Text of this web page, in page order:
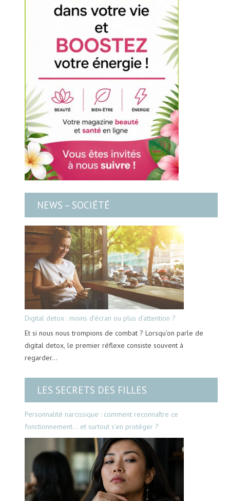
NEWS – SOCIÉTÉ
Digital detox : moins d’écran ou plus d’attention ?
Et si nous nous trompions de combat ? Lorsqu’on parle de
digital detox, le premier réflexe consiste souvent à
regarder…
LES SECRETS DES FILLES
Personnalité narcissique : comment reconnaître ce
fonctionnement… et surtout s’en protéger ?